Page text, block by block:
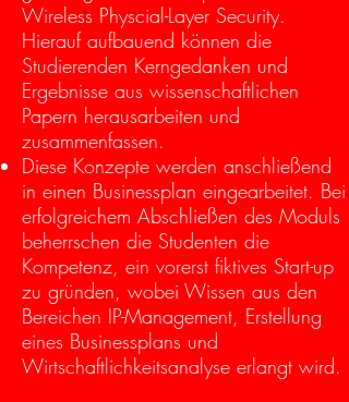
Wireless Physcial-Layer Security.
Hierauf aufbauend können die
Studierenden Kerngedanken und
Ergebnisse aus wissenschaftlichen
Papern herausarbeiten und
zusammenfassen.
Diese Konzepte werden anschließend
in einen Businessplan eingearbeitet. Bei
erfolgreichem Abschließen des Moduls
beherrschen die Studenten die
Kompetenz, ein vorerst fiktives Start-up
zu gründen, wobei Wissen aus den
Bereichen IP-Management, Erstellung
eines Businessplans und
Wirtschaftlichkeitsanalyse erlangt wird.